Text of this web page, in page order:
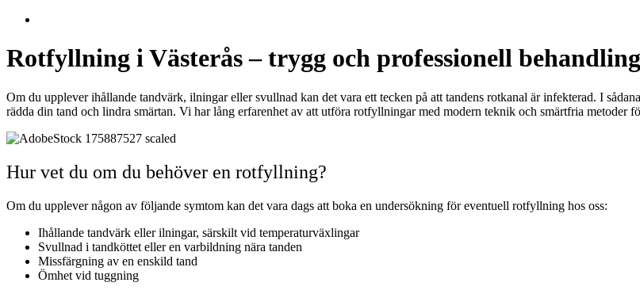
Rotfyllning i Västerås – trygg och professionell behandling
Om du upplever ihållande tandvärk, ilningar eller svullnad kan det vara ett tecken på att tandens rotkanal är infekterad. I
rädda din tand och lindra smärtan. Vi har lång erfarenhet av att utföra rotfyllningar med modern teknik och smärtfria metoder
Hur vet du om du behöver en rotfyllning?
Om du upplever någon av följande symtom kan det vara dags att boka en undersökning för eventuell rotfyllning hos oss:
Ihållande tandvärk eller ilningar, särskilt vid temperaturväxlingar
Svullnad i tandköttet eller en varbildning nära tanden
Missfärgning av en enskild tand
Ömhet vid tuggning